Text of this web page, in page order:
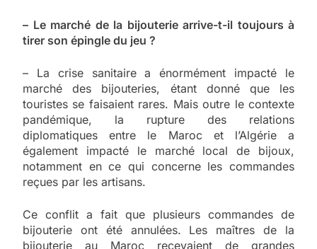
– Le marché de la bijouterie arrive-t-il toujours à
tirer son épingle du jeu ?
– La crise sanitaire a énormément impacté le
marché des bijouteries, étant donné que les
touristes se faisaient rares. Mais outre le contexte
pandémique, la rupture des relations
diplomatiques entre le Maroc et l’Algérie a
également impacté le marché local de bijoux,
notamment en ce qui concerne les commandes
reçues par les artisans.
Ce conflit a fait que plusieurs commandes de
bijouterie ont été annulées. Les maîtres de la
bijouterie au Maroc recevaient de grandes